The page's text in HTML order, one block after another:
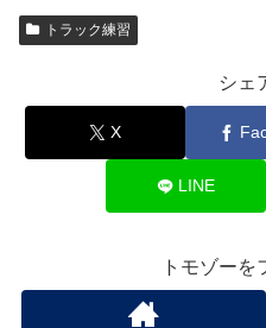
トラック練習
シェ
X
LINE
トモゾーを